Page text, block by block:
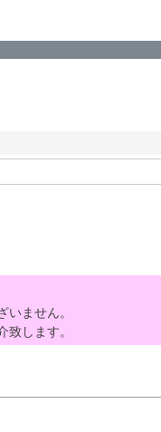
ません。
致します。